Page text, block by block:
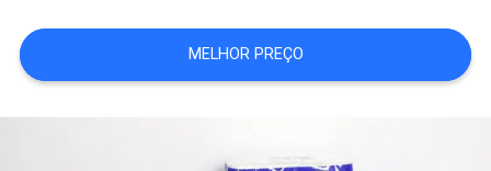
PRIVACY
POLICY
MELHOR PREÇO